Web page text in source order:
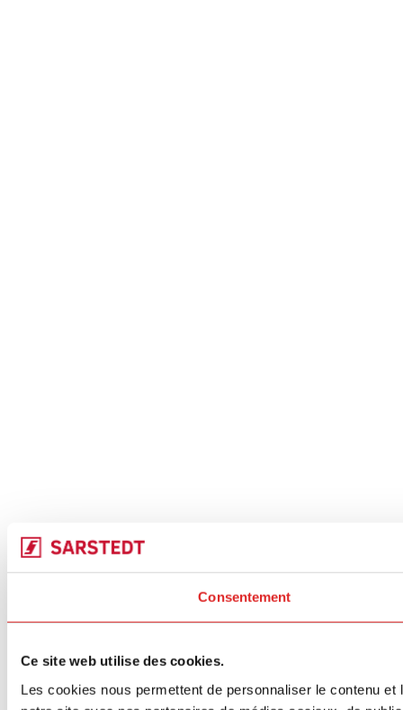
Consentement
Ce site web utilise des cookies.
Les cookies nous permettent de personnaliser le contenu